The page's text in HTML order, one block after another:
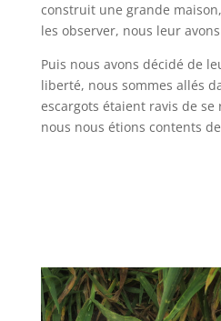
construit une grande
les observer, nous leur
Puis nous avons décidé de
liberté, nous sommes allés
escargots étaient ravis de se
nous nous étions contents